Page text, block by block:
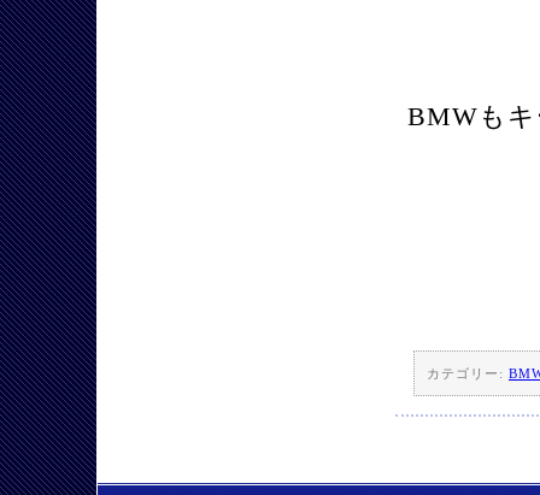
BMWも
カテゴリー: